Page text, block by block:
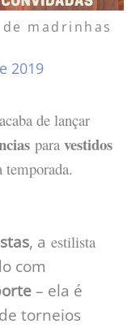
madrinhas
2019
de lançar
para vestidos
temporada.
, a estilista
com
– ela é
torneios